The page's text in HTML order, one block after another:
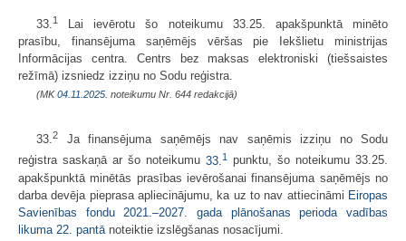
33. 1
Lai ievērotu šo noteikumu 33.25. apakšpunktā minēto
prasību, finansējuma saņēmējs vēršas pie Iekšlietu ministrijas
Informācijas centra. Centrs bez maksas elektroniski (tiešsaistes
režīmā) izsniedz izziņu no Sodu reģistra.
(MK04.11.2025. noteikumu Nr. 644 redakcijā)
33.2
Ja finansējuma saņēmējs nav saņēmis izziņu no Sodu
reģistra saskaņā ar šo noteikumu 33. 1
punktu, šo noteikumu 33.25.
apakšpunktā minētās prasības ievērošanai finansējuma saņēmējs no
darba devēja pieprasa apliecinājumu, ka uz to nav attiecināmi Eiropas
Savienības fondu 2021.–2027. gada plānošanas perioda vadības
likuma 22. pantā noteiktie izslēgšanas nosacījumi.